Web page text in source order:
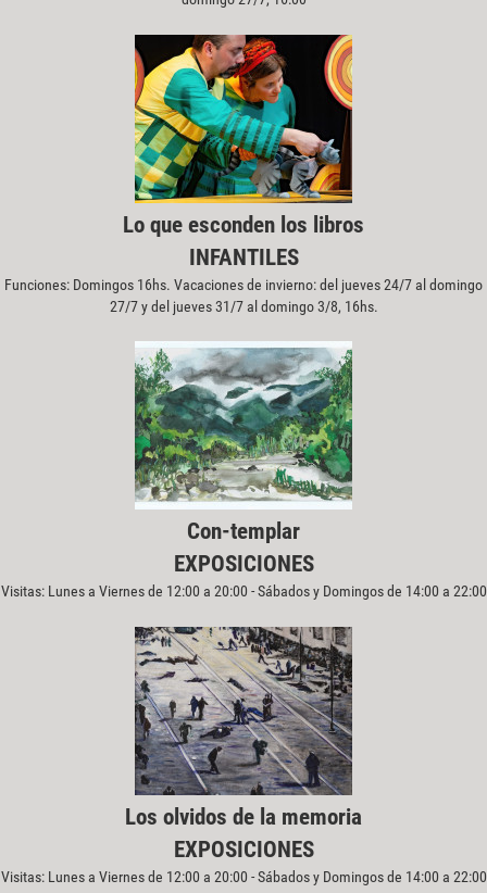
Lo que esconden los libros
INFANTILES
Funciones: Domingos 16hs. Vacaciones de invierno: del jueves 24/7 al domingo
27/7 y del jueves 31/7 al domingo 3/8, 16hs.
Con-templar
EXPOSICIONES
Visitas: Lunes a Viernes de 12:00 a 20:00 - Sábados y Domingos de 14:00 a 22:00
Los olvidos de la memoria
EXPOSICIONES
Visitas: Lunes a Viernes de 12:00 a 20:00 - Sábados y Domingos de 14:00 a 22:00